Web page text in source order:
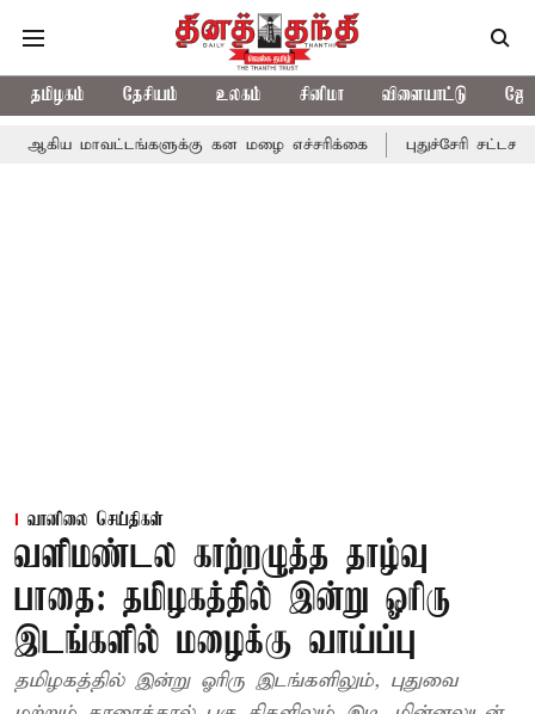
தமிழகம் தேசியம் உலகம் சினிமா விளையாட்டு
கன மழை எச்சரிக்கை புதுச்சேரி சட்டசபையில்
வானிலை செய்திகள்
வளிமண்டல காற்றழுத்த தாழ்வு
பாதை: தமிழகத்தில் இன்று ஓரிரு
இடங்களில் மழைக்கு வாய்ப்பு
தமிழகத்தில் இன்று ஓரிரு இடங்களிலும், புதுவை